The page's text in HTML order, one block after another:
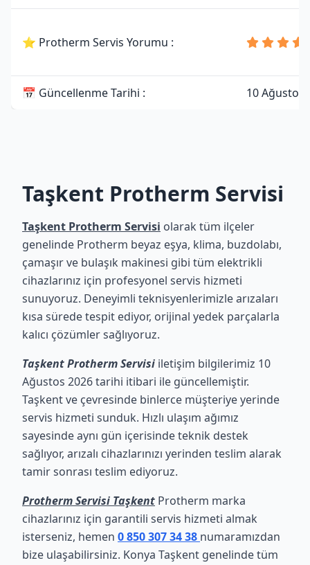
⭐ Protherm Servis Yorumu :
📅 Güncellenme Tarihi : 10 Ağustos
Taşkent Protherm Servisi
Taşkent Protherm Servisi olarak tüm ilçeler
genelinde Protherm beyaz eşya, klima, buzdolabı,
çamaşır ve bulaşık makinesi gibi tüm elektrikli
cihazlarınız için profesyonel servis hizmeti
sunuyoruz. Deneyimli teknisyenlerimizle arızaları
kısa sürede tespit ediyor, orijinal yedek parçalarla
kalıcı çözümler sağlıyoruz.
Taşkent Protherm Servisi iletişim bilgilerimiz 10
Ağustos 2026 tarihi itibari ile güncellemiştir.
Taşkent ve çevresinde binlerce müşteriye yerinde
servis hizmeti sunduk. Hızlı ulaşım ağımız
sayesinde aynı gün içerisinde teknik destek
sağlıyor, arızalı cihazlarınızı yerinden teslim alarak
tamir sonrası teslim ediyoruz.
Protherm Servisi Taşkent Protherm marka
cihazlarınız için garantili servis hizmeti almak
isterseniz, hemen 0 850 307 34 38 numaramızdan
bize ulaşabilirsiniz. Konya Taşkent genelinde tüm